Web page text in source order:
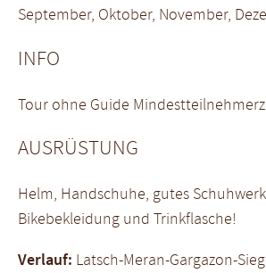
September, Oktober, November,
INFO
Tour ohne Guide
AUSRÜSTUNG
Helm, Handschuhe, gutes
Bikebekleidung und Trinkflasche!
Verlauf: Latsch-Meran-Gargazon-